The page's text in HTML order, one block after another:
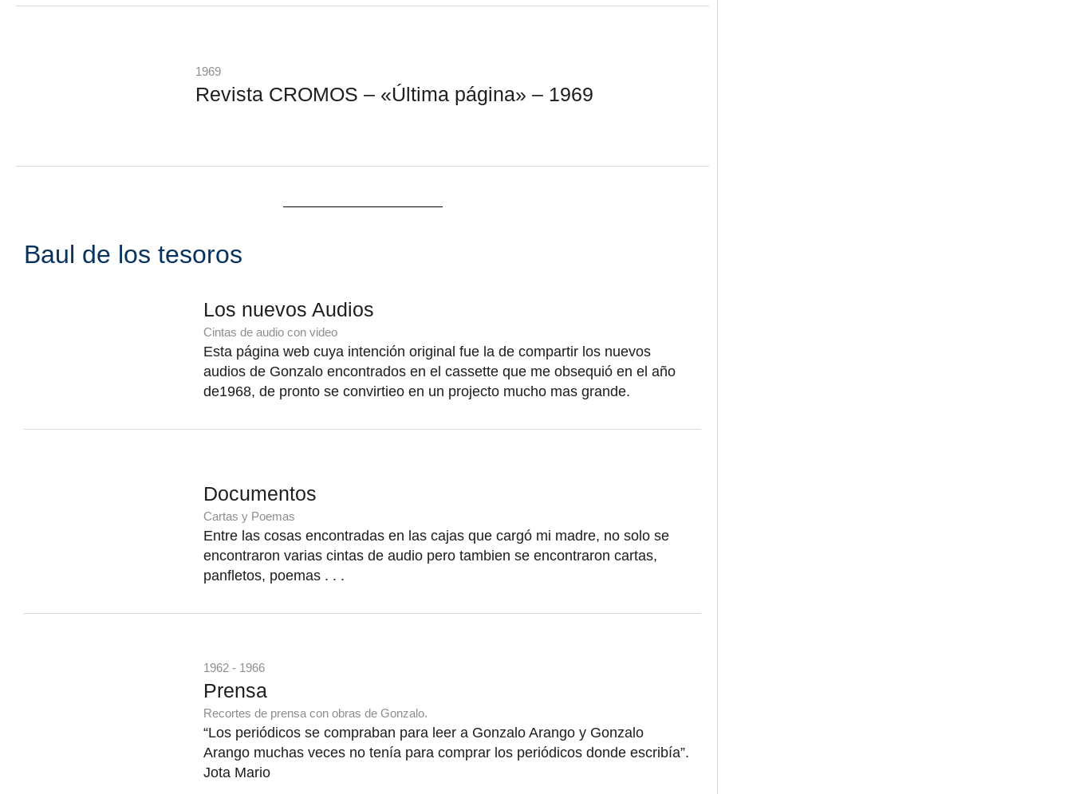
1969
Revista CROMOS – «Última página» – 1969
Baul de los tesoros
Los nuevos Audios
Cintas de audio con video
Esta página web cuya intención original fue la de compartir los nuevos
audios de Gonzalo encontrados en el cassette que me obsequió en el año
de1968, de pronto se convirtieo en un projecto mucho mas grande.
Documentos
Cartas y Poemas
Entre las cosas encontradas en las cajas que cargó mi madre, no solo se
encontraron varias cintas de audio pero tambien se encontraron cartas,
panfletos, poemas . . .
1962 - 1966
Prensa
Recortes de prensa con obras de Gonzalo.
“Los periódicos se compraban para leer a Gonzalo Arango y Gonzalo
Arango muchas veces no tenía para comprar los periódicos donde escribía”.
Jota Mario